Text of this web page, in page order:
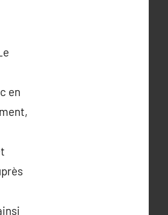
en